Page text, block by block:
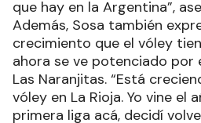
que hay en la Argentina”,
Además, Sosa también
crecimiento que el vóley
ahora se ve potenciado por
Las Naranjitas. “Está
vóley en La Rioja. Yo vine el
primera liga acá, decidí